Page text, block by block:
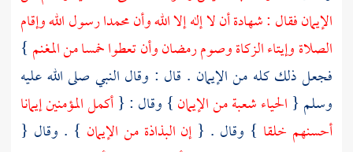
الإيمان فقال : شهادة أن لا إله إلا الله وأنمحمدارسول الله وإقام
الصلاة وإيتاء الزكاة وصوم رمضان وأن تعطوا خمسا من المغنم }
فجعل ذلك كله من الإيمان . قال : وقال النبي صلى الله عليه
وسلم { الحياء شعبة من الإيمان} وقال : {أكمل المؤمنين إيمانا
أحسنهم خلقا } وقال . {إن البذاذة من الإيمان } . وقال {